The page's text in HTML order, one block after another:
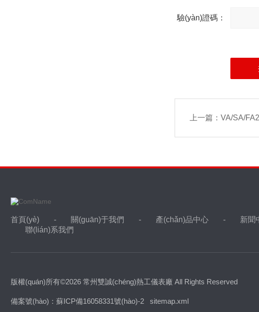
驗(yàn)證碼：
(qǐng)輸
上一篇： VA/SA/
首頁(yè) 關(guān)于我們 產(chǎn)品中心 新聞
聯(lián)系我們
版權(quán)所有©2026 常州雙誠(chéng)熱工儀表廠 All Rights Reserved
備案號(hào)：蘇ICP備16058331號(hào)-2 sitemap.xml